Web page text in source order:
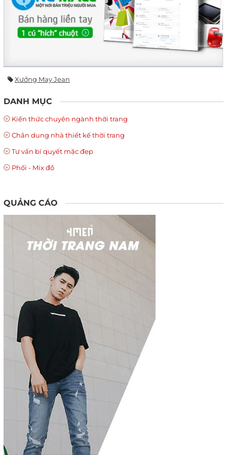
Xưởng May Jean
DANH MỤC
Kiến thức chuyên ngành thời trang
Chân dung nhà thiết kế thời trang
Tư vấn bí quyết mặc đẹp
Phối - Mix đồ
QUẢNG CÁO